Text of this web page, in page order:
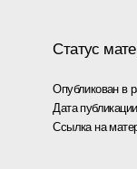
Статус
Опубликован в
Дата
Ссылка на